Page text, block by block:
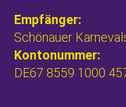
Empfänger:
Schönauer
Kontonummer:
DE67 8559 1000